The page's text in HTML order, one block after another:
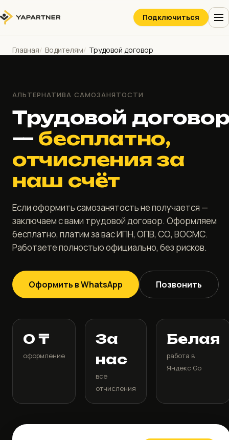
Подключиться
Главная Водителям Трудовой договор
АЛЬТЕРНАТИВА САМОЗАНЯТОСТИ
Трудовой
— бесплатно,
отчисления за
наш счёт
Если оформить самозанятость не получается —
заключаем с вами трудовой договор. Оформляем
бесплатно, платим за вас ИПН, ОПВ, СО, ВОСМС.
Работаете полностью официально, без рисков.
Оформить в WhatsApp Позвонить
0 ₸
оформление
За
нас
все
отчисления
Белая
работа в
Яндекс Go